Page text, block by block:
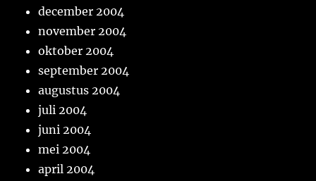
december 2004
november 2004
oktober 2004
september 2004
augustus 2004
juli 2004
juni 2004
mei 2004
april 2004